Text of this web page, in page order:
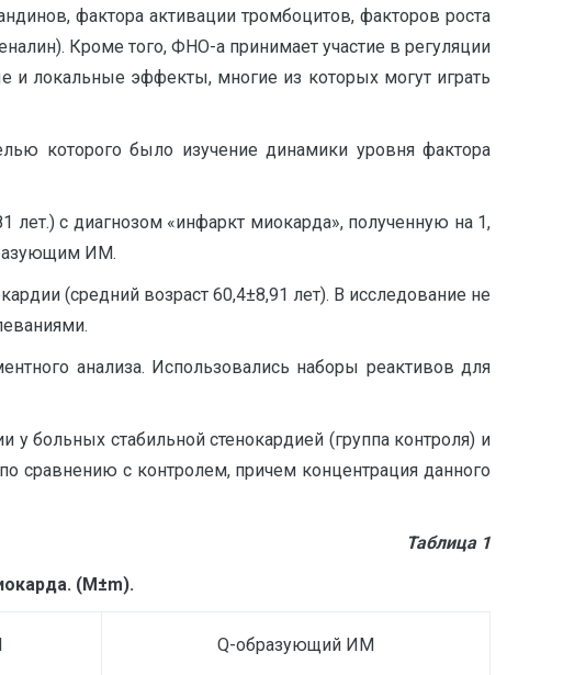
фактора активации тромбоцитов, факторов роста
Кроме того, ФНО-а принимает участие в регуляции
и локальные эффекты, многие из которых могут играть
которого было изучение динамики уровня фактора
с диагнозом «инфаркт миокарда», полученную на 1,
ИМ.
(средний возраст 60,4±8,91 лет). В исследование не
анализа. Использовались наборы реактивов для
больных стабильной стенокардией (группа контроля) и
с контролем, причем концентрация данного
Таблица 1
(M±m).
Q-образующий ИМ